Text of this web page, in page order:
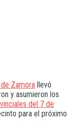
Zamora llevó
y asumieron los
del 7 de
para el próximo